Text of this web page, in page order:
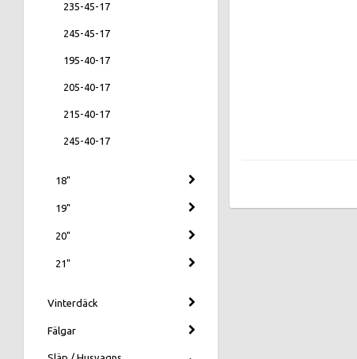
235-45-17
245-45-17
195-40-17
205-40-17
215-40-17
245-40-17
18"
19"
20"
21"
Vinterdäck
Fälgar